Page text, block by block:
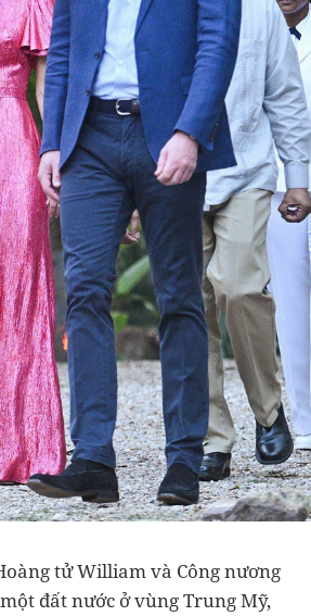
tử William và Công nương
đất nước ở vùng Trung Mỹ,